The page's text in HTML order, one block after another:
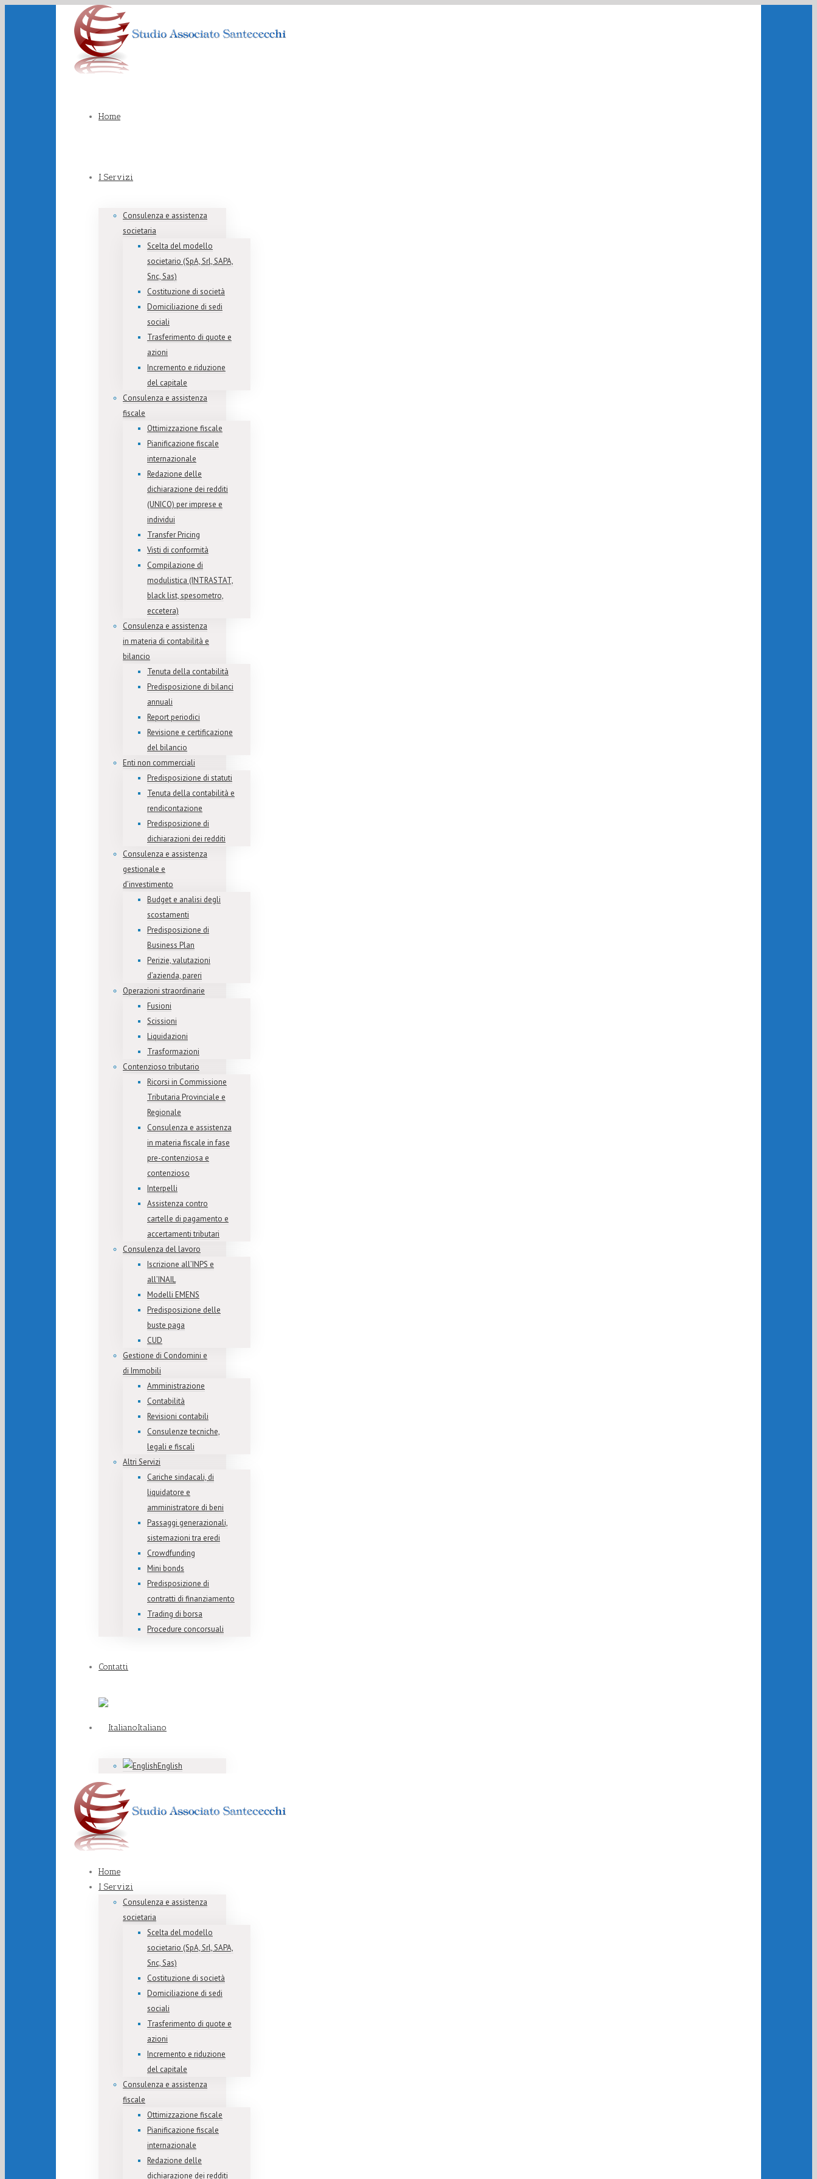
Home
I Servizi
Consulenza e assistenza
societaria
Scelta del modello
societario (SpA, Srl, SAPA,
Snc, Sas)
Costituzione di società
Domiciliazione di sedi
sociali
Trasferimento di quote e
azioni
Incremento e riduzione
del capitale
Consulenza e assistenza
fiscale
Ottimizzazione fiscale
Pianificazione fiscale
internazionale
Redazione delle
dichiarazione dei redditi
(UNICO) per imprese e
individui
Transfer Pricing
Visti di conformità
Compilazione di
modulistica (INTRASTAT,
black list, spesometro,
eccetera)
Consulenza e assistenza
in materia di contabilità e
bilancio
Tenuta della contabilità
Predisposizione di bilanci
annuali
Report periodici
Revisione e certificazione
del bilancio
Enti non commerciali
Predisposizione di statuti
Tenuta della contabilità e
rendicontazione
Predisposizione di
dichiarazioni dei redditi
Consulenza e assistenza
gestionale e
d’investimento
Budget e analisi degli
scostamenti
Predisposizione di
Business Plan
Perizie, valutazioni
d’azienda, pareri
Operazioni straordinarie
Fusioni
Scissioni
Liquidazioni
Trasformazioni
Contenzioso tributario
Ricorsi in Commissione
Tributaria Provinciale e
Regionale
Consulenza e assistenza
in materia fiscale in fase
pre-contenziosa e
contenzioso
Interpelli
Assistenza contro
cartelle di pagamento e
accertamenti tributari
Consulenza del lavoro
Iscrizione all’INPS e
all’INAIL
Modelli EMENS
Predisposizione delle
buste paga
CUD
Gestione di Condomini e
di Immobili
Amministrazione
Contabilità
Revisioni contabili
Consulenze tecniche,
legali e fiscali
Altri Servizi
Cariche sindacali, di
liquidatore e
amministratore di beni
Passaggi generazionali,
sistemazioni tra eredi
Crowdfunding
Mini bonds
Predisposizione di
contratti di finanziamento
Trading di borsa
Procedure concorsuali
Contatti
Italiano
English
Home
I Servizi
Consulenza e assistenza
societaria
Scelta del modello
societario (SpA, Srl, SAPA,
Snc, Sas)
Costituzione di società
Domiciliazione di sedi
sociali
Trasferimento di quote e
azioni
Incremento e riduzione
del capitale
Consulenza e assistenza
fiscale
Ottimizzazione fiscale
Pianificazione fiscale
internazionale
Redazione delle
dichiarazione dei redditi